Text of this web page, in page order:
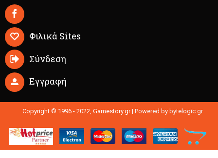
Φιλικά Sites
Σύνδεση
Εγγραφή
Copyright © 1996 - 2022, Gamestory.gr | Powered by bytelogic.gr